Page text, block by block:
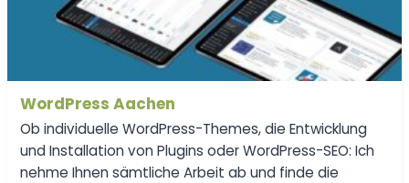
WordPress Aachen
Ob individuelle WordPress-Themes, die Entwicklung
und Installation von Plugins oder WordPress-SEO: Ich
nehme Ihnen sämtliche Arbeit ab und finde die